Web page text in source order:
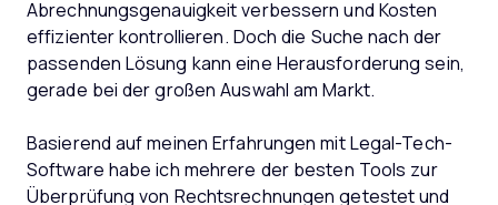
Abrechnungsgenauigkeit verbessern und Kosten
effizienter kontrollieren. Doch die Suche nach der
passenden Lösung kann eine Herausforderung sein,
gerade bei der großen Auswahl am Markt.
Basierend auf meinen Erfahrungen mit Legal-Tech-
Software habe ich mehrere der besten Tools zur
Überprüfung von Rechtsrechnungen getestet und